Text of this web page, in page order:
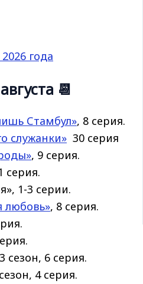
года
📆
Стамбул», 8 серия.
служанки» 30 серия
, 9 серия.
серия.
1-3 серии.
любовь», 8 серия.
сезон, 6 серия.
4 серия.